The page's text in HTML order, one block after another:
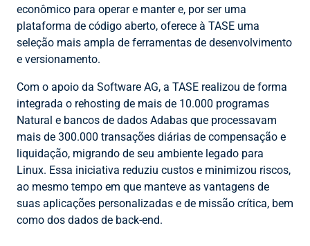
econômico para operar e manter e, por ser uma
plataforma de código aberto, oferece à TASE uma
seleção mais ampla de ferramentas de desenvolvimento
e versionamento.
Com o apoio da Software AG, a TASE realizou de forma
integrada o rehosting de mais de 10.000 programas
Natural e bancos de dados Adabas que processavam
mais de 300.000 transações diárias de compensação e
liquidação, migrando de seu ambiente legado para
Linux. Essa iniciativa reduziu custos e minimizou riscos,
ao mesmo tempo em que manteve as vantagens de
suas aplicações personalizadas e de missão crítica, bem
como dos dados de back-end.